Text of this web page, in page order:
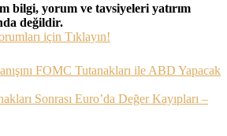
bilgi, yorum ve tavsiyeleri yatırım
değildir.
için Tıklayın!
FOMC Tutanakları ile ABD Yapacak
Sonrası Euro’da Değer Kayıpları –